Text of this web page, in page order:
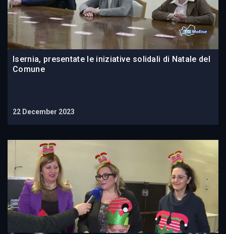
Isernia, presentate le iniziative solidali di Natale del
Comune
22 December 2023